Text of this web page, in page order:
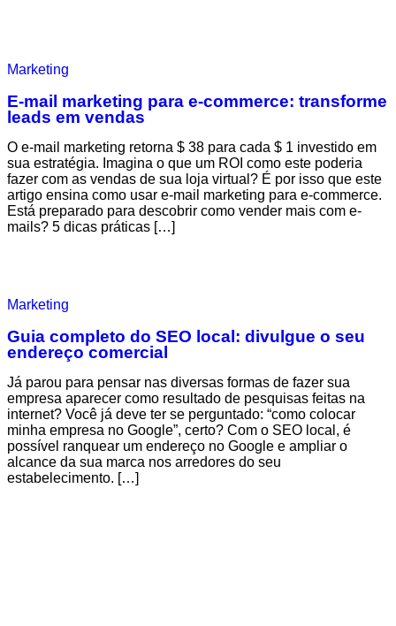
Marketing
E-mail marketing para e-commerce: transforme
leads em vendas
O e-mail marketing retorna $ 38 para cada $ 1 investido em
sua estratégia. Imagina o que um ROI como este poderia
fazer com as vendas de sua loja virtual? É por isso que este
artigo ensina como usar e-mail marketing para e-commerce.
Está preparado para descobrir como vender mais com e-
mails? 5 dicas práticas […]
Marketing
Guia completo do SEO local: divulgue o seu
endereço comercial
Já parou para pensar nas diversas formas de fazer sua
empresa aparecer como resultado de pesquisas feitas na
internet? Você já deve ter se perguntado: “como colocar
minha empresa no Google”, certo? Com o SEO local, é
possível ranquear um endereço no Google e ampliar o
alcance da sua marca nos arredores do seu
estabelecimento. […]